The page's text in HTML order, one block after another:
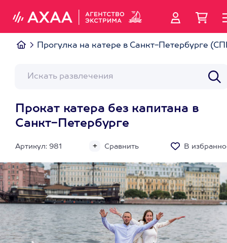
Прогулка на катере в Санкт-Петербурге
Прокат катера без капитана в
Санкт-Петербурге
Артикул: 981 Сравнить В